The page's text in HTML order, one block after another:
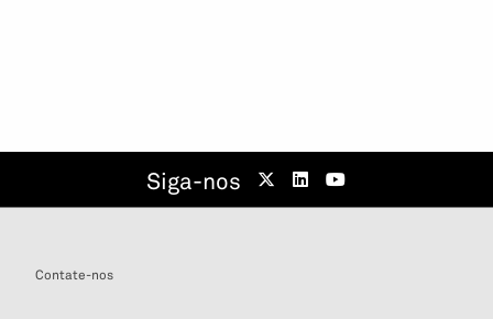
Siga-nos
Contate-nos